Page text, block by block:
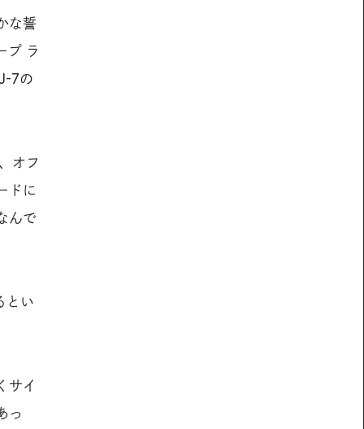
な誓
プ ラ
7の
オフ
ドに
んで
とい
サイ
っ